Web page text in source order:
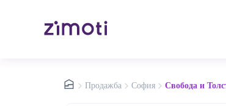
nav.home
Продажба София Свобода и